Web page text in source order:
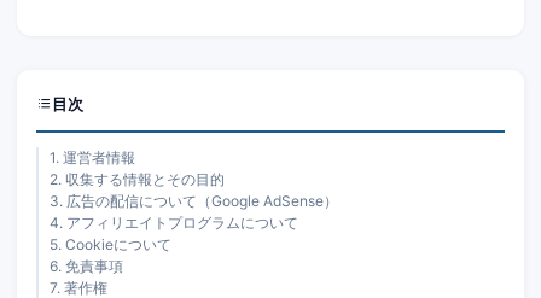
目次
1. 運営者情報
2. 収集する情報とその目的
3. 広告の配信について（Google AdSense）
4. アフィリエイトプログラムについて
5. Cookieについて
6. 免責事項
7. 著作権